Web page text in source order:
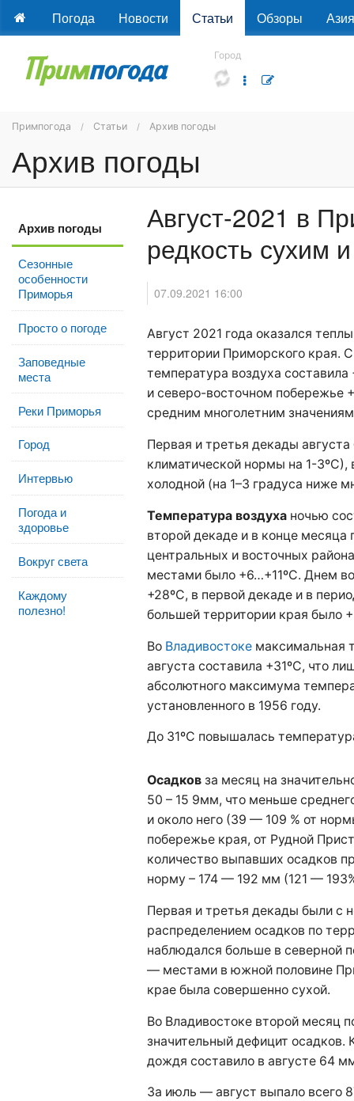
Погода Новости Статьи Обзоры Азия
Город
Примпогода Статьи Архив погоды
Архив погоды
Архив погоды
Сезонные
особенности
Приморья
Просто о погоде
Заповедные
места
Реки Приморья
Город
Интервью
Погода и
здоровье
Вокруг света
Каждому
полезно!
Август-2021 в
редкость сухим
07.09.2021 16:00
Август 2021 года оказался
территории Приморского края.
температура воздуха
и северо-восточном побережье
средним многолетним
Первая и третья декады
климатической нормы на 1-3ºС),
холодной (на 1–3 градуса ниже
Температура воздуханочью
второй декаде и в конце месяца
центральных и восточных
местами было +6…+11ºС. Днем
+28ºС, в первой декаде и в
большей территории края было
Во Владивостокемаксимальная
августа составила +31ºC, что
абсолютного максимума
установленного в 1956 году.
До 31ºC повышалась
Осадковза месяц на
50 – 15 9мм, что меньше
и около него (39 — 109 % от
побережье края, от Рудной
количество выпавших осадков
норму – 174 — 192 мм (121 —
Первая и третья декады были с
распределением осадков по
наблюдался больше в северной
— местами в южной половине
крае была совершенно сухой.
Во Владивостоке второй месяц
значительный дефицит осадков.
дождя составило в августе 64
За июль — август выпало всего